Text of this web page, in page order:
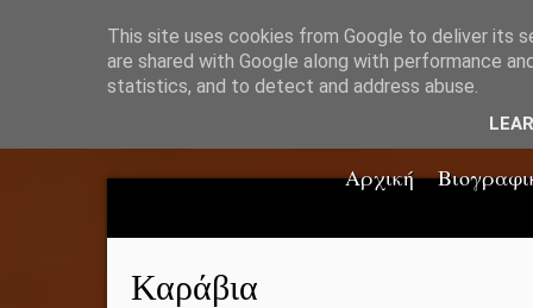
Αρχική
Καράβια
This site uses cookies from Google to deliver its
are shared with Google along with performance
statistics, and to detect and address abuse.